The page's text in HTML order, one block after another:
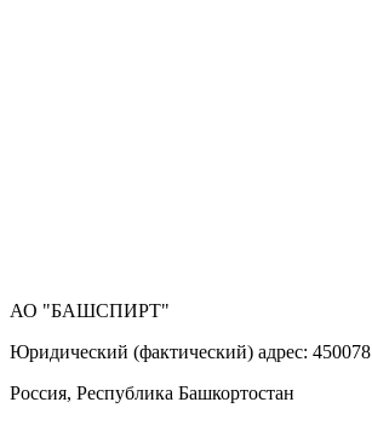
АО "БАШСПИРТ"
Юридический (фактический) адрес: 450078
Россия, Республика Башкортостан